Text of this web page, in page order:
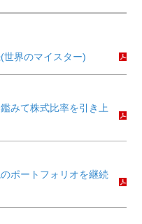
世界のマイスター)
みて株式比率を引き上
ポートフォリオを継続